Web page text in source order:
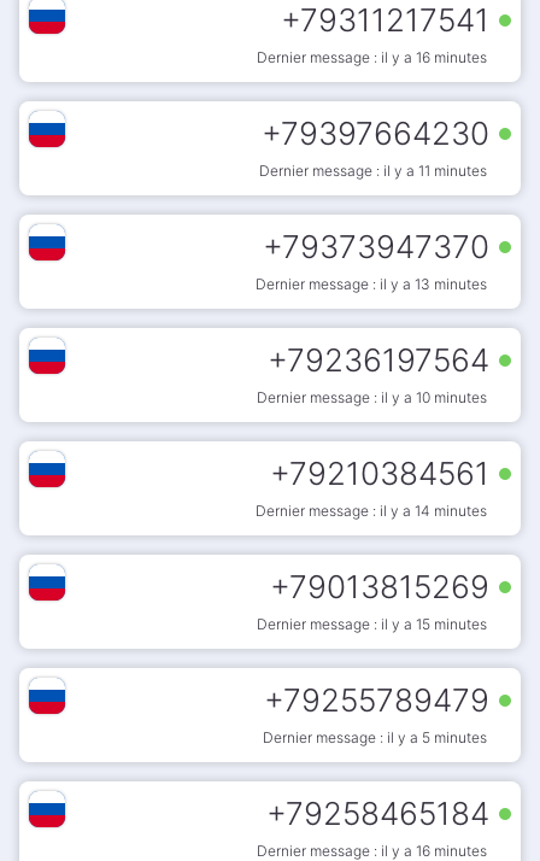
+79311217541
Dernier message : il y a 16 minutes
+79397664230
Dernier message : il y a 11 minutes
+79373947370
Dernier message : il y a 13 minutes
+79236197564
Dernier message : il y a 10 minutes
+79210384561
Dernier message : il y a 14 minutes
+79013815269
Dernier message : il y a 15 minutes
+79255789479
Dernier message : il y a 5 minutes
+79258465184
Dernier message : il y a 16 minutes